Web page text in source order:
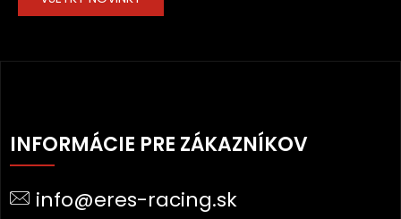
Á
P
T
INFORMÁCIE PRE ZÁKAZNÍKOV
info@eres-racing.sk